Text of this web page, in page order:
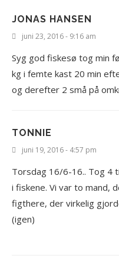
JONAS HANSEN
juni 23, 2016 - 9:16 am
Syg god fiskesø tog min
kg i femte kast 20 min
og derefter 2 små på
TONNIE
juni 19, 2016 - 4:57 pm
Torsdag 16/6-16.. Tog 4
i fiskene. Vi var to mand,
figthere, der virkelig
(igen)